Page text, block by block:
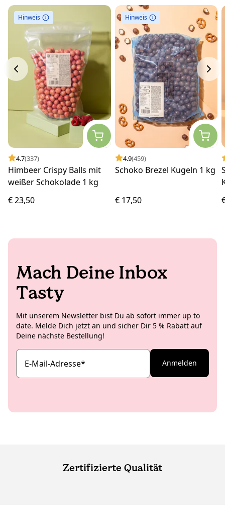
Hinweis
4.7(337)
Himbeer Crispy Balls mit
weißer Schokolade 1 kg
€ 23,50
Hinweis
4.9(459)
Schoko Brezel Kugeln 1 kg
€ 17,50
Mach Deine Inbox
Tasty
Mit unserem Newsletter bist Du ab sofort immer up to
date. Melde Dich jetzt an und sicher Dir 5 % Rabatt auf
Deine nächste Bestellung!
E-Mail-Adresse* Anmelden
Zertifizierte Qualität